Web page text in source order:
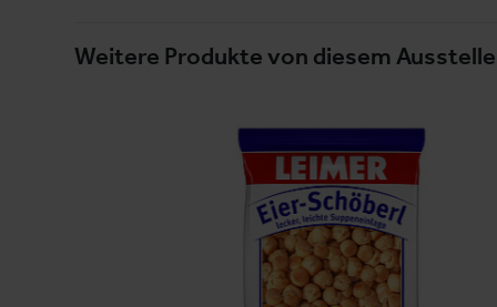
Weitere Produkte von diesem